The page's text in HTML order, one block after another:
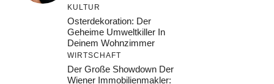
KULTUR
Osterdekoration: Der
Geheime Umweltkiller In
Deinem Wohnzimmer
WIRTSCHAFT
Der Große Showdown Der
Wiener Immobilienmakler: